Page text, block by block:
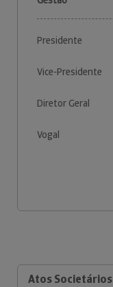
Presidente
Vice-Presidente
Diretor Geral
Vogal
Atos Societários